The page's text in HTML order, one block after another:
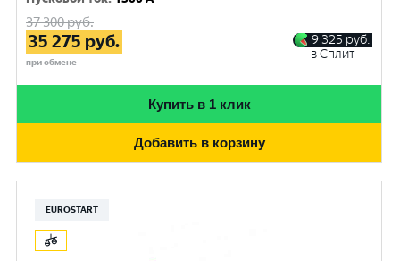
37 300руб.
35 275 руб.
при обмене
9 325 руб.
в Сплит
Купить в 1 клик
Добавить в корзину
EUROSTART